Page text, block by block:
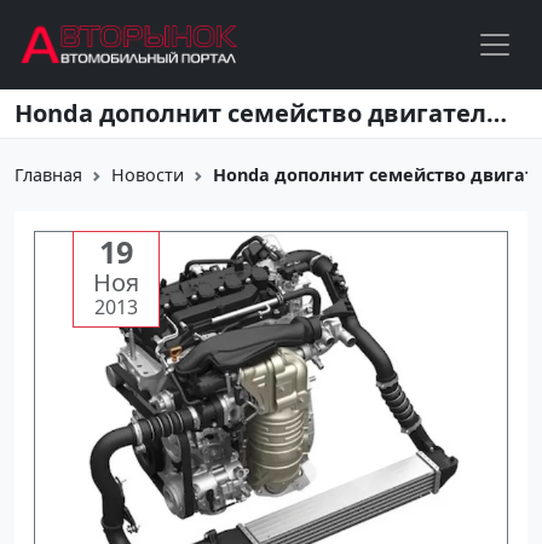
Перейти к основному содержанию Honda дополнит семейство двигателей VTEC Turbo
Главная Новости Honda дополнит семейство
19
Ноя
2013